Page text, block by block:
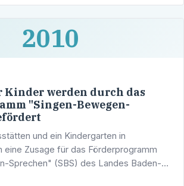
2010
Kinder werden durch das
"Singen-Bewegen-
und ein Kindergarten in
eine Zusage für das Förderprogramm
Sprechen" (SBS) des Landes Baden-